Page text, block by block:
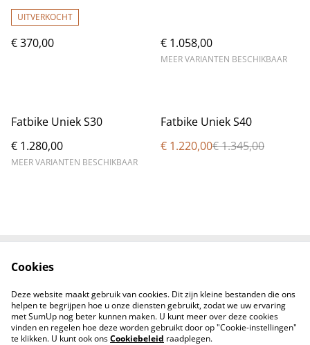
UITVERKOCHT
€ 370,00 € 1.058,00
MEER VARIANTEN BESCHIKBAAR
Fatbike Uniek S30
€ 1.280,00
MEER VARIANTEN BESCHIKBAAR
%
Fatbike Uniek S40
€ 1.220,00€ 1.345,00
Cookiebeleid
Contacten
Levering
Cookies
Deze website maakt gebruik van cookies. Dit zijn kleine bestanden die ons
helpen te begrijpen hoe u onze diensten gebruikt, zodat we uw ervaring
met SumUp nog beter kunnen maken. U kunt meer over deze cookies
vinden en regelen hoe deze worden gebruikt door op "Cookie-instellingen"
te klikken. U kunt ook onsCookiebeleid raadplegen.